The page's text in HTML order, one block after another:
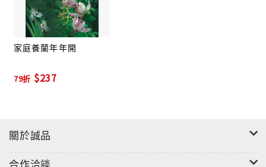
家庭養蘭年年開
79折 $237
關於誠品
合作洽談